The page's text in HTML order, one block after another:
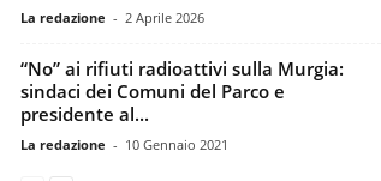
La redazione - 2 Aprile 2026
“No” ai rifiuti radioattivi sulla Murgia:
sindaci dei Comuni del Parco e
presidente al...
La redazione - 10 Gennaio 2021